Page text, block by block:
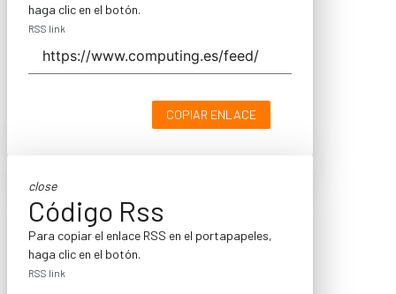
haga clic en el botón.
RSS link
COPIAR ENLACE
close
Código Rss
Para copiar el enlace RSS en el portapapeles,
haga clic en el botón.
RSS link